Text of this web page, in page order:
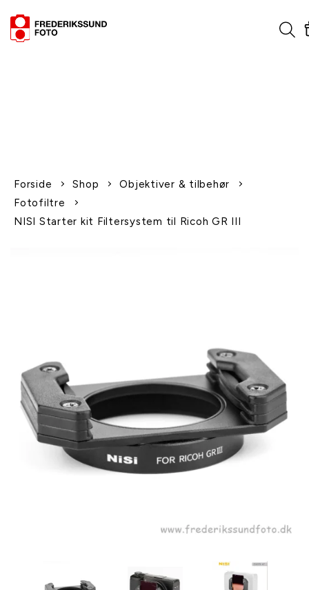
Forside Shop
Objektiver & tilbehør
Fotofiltre
NISI Starter kit Filtersystem til Ricoh GR III